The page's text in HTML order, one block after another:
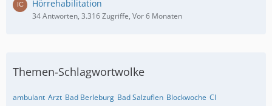
Hörrehabilitation
34 Antworten, 3.316 Zugriffe, Vor 6 Monaten
Themen-Schlagwortwolke
ambulant Arzt Bad Berleburg Bad Salzuflen Blockwoche CI